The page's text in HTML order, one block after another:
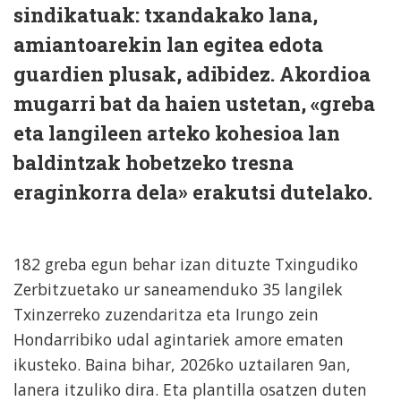
sindikatuak: txandakako lana,
amiantoarekin lan egitea edota
guardien plusak, adibidez. Akordioa
mugarri bat da haien ustetan, «greba
eta langileen arteko kohesioa lan
baldintzak hobetzeko tresna
eraginkorra dela» erakutsi dutelako.
182 greba egun behar izan dituzte Txingudiko
Zerbitzuetako ur saneamenduko 35 langilek
Txinzerreko zuzendaritza eta Irungo zein
Hondarribiko udal agintariek amore ematen
ikusteko. Baina bihar, 2026ko uztailaren 9an,
lanera itzuliko dira. Eta plantilla osatzen duten